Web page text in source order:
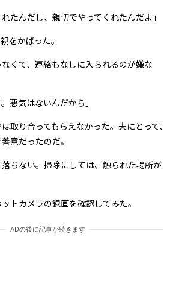
たんだし、親切でやってくれたんだよ」
をかばった。
なくて、連絡もなしに入られるのが嫌な
悪気はないんだから」
取り合ってもらえなかった。夫にとって、
意だったのだ。
ちない。掃除にしては、触られた場所が
トカメラの録画を確認してみた。
ADの後に記事が続きます